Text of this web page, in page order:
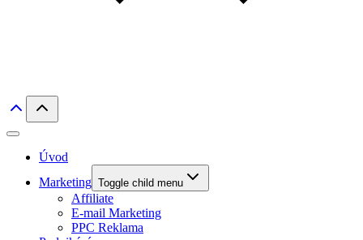
Úvod
Marketing Toggle child menu
Affiliate
E-mail Marketing
PPC Reklama